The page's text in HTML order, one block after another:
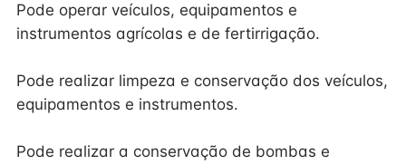
Pode operar veículos, equipamentos e
instrumentos agrícolas e de fertirrigação.
Pode realizar limpeza e conservação dos veículos,
equipamentos e instrumentos.
Pode realizar a conservação de bombas e